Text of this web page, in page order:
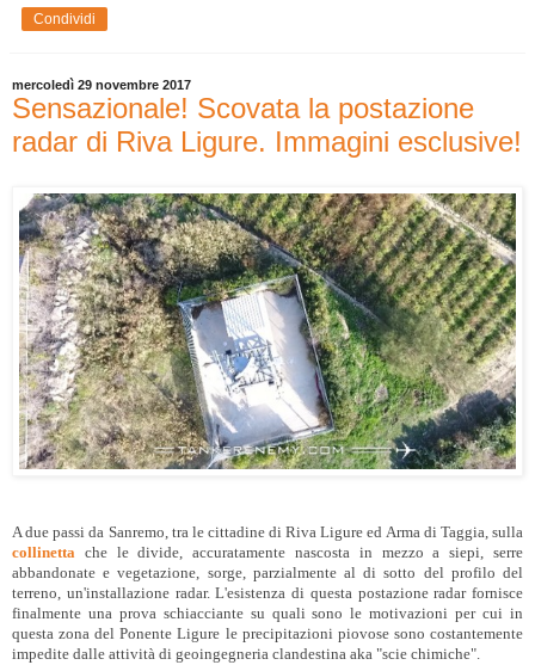
Condividi
mercoledì 29 novembre 2017
Sensazionale! Scovata la postazione
radar di Riva Ligure. Immagini esclusive!
A due passi da Sanremo, tra le cittadine di Riva Ligure ed Arma di Taggia, sulla
collinetta che le divide, accuratamente nascosta in mezzo a siepi, serre
abbandonate e vegetazione, sorge, parzialmente al di sotto del profilo del
terreno, un'installazione radar. L'esistenza di questa postazione radar fornisce
finalmente una prova schiacciante su quali sono le motivazioni per cui in
questa zona del Ponente Ligure le precipitazioni piovose sono costantemente
impedite dalle attività di geoingegneria clandestina aka "scie chimiche".